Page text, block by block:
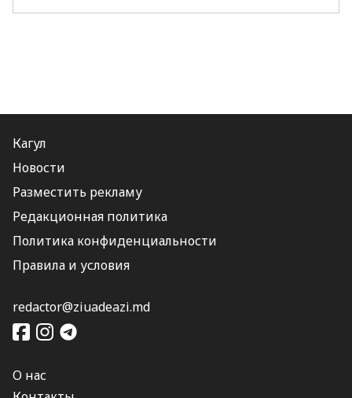
Кагул
Новости
Разместить рекламу
Редакционная политика
Политика конфиденциальности
Правила и условия
redactor@ziuadeazi.md
О нас